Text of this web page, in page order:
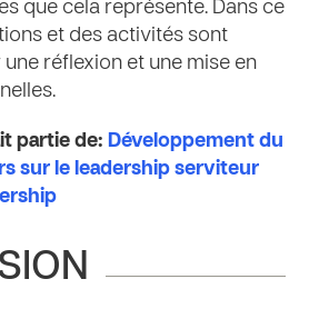
que cela représente. Dans ce
et des activités sont
réflexion et une mise en
partie de: Développement du
sur le leadership serviteur